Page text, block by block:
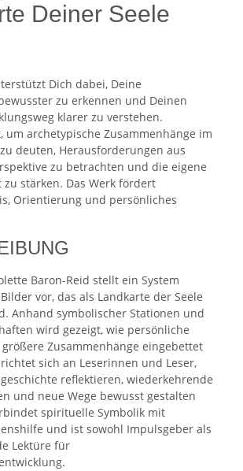
Deiner Seele
Dich dabei, Deine
zu erkennen und Deinen
klarer zu verstehen.
um archetypische Zusammenhänge im
deuten, Herausforderungen aus
zu betrachten und die eigene
stärken. Das Werk fördert
Orientierung und persönliches
Baron-Reid stellt ein System
vor, das als Landkarte der Seele
Anhand symbolischer Stationen und
wird gezeigt, wie persönliche
Zusammenhänge eingebettet
sich an Leserinnen und Leser,
reflektieren, wiederkehrende
und neue Wege bewusst gestalten
spirituelle Symbolik mit
und ist sowohl Impulsgeber als
Lektüre für